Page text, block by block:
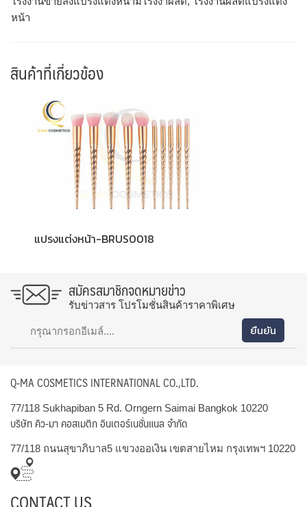
หน้า
สินค้าที่เกี่ยวข้อง
แปรงแต่งหน้า-BRUS0018
สมัครสมาชิกจดหมายข่าว
รับข่าวสาร โปรโมชั่นสินค้าราคาพิเศษ
Q-MA COSMETICS INTERNATIONAL CO.,LTD.
77/118 Sukhapiban 5 Rd. Orngern Saimai Bangkok 10220
บริษัท คิว-มา คอสเมติก อินเตอร์เนชั่นแนล จำกัด
77/118 ถนนสุขาภิบาล5 แขวงออเงิน เขตสายไหม กรุงเทพฯ 10220